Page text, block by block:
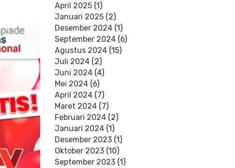
April 2025 (1)
Januari 2025 (2)
Desember 2024 (1)
September 2024 (6)
Agustus 2024 (15)
Juli 2024 (2)
Juni 2024 (4)
Mei 2024 (6)
April 2024 (7)
Maret 2024 (7)
Februari 2024 (2)
Januari 2024 (1)
Desember 2023 (1)
Oktober 2023 (10)
September 2023 (1)